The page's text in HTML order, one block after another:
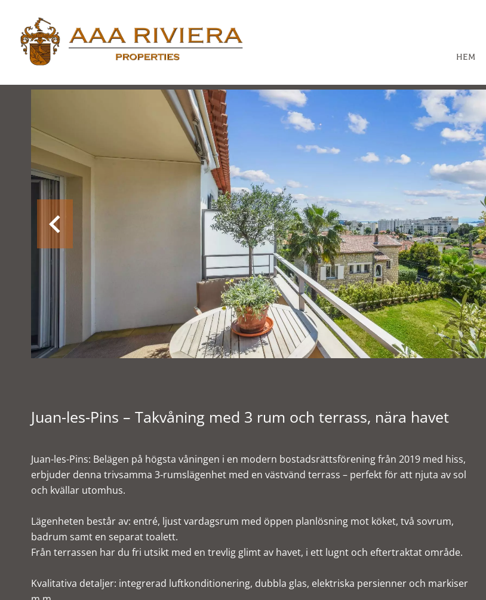
HEM
Juan-les-Pins – Takvåning med 3 rum och terrass, nära havet
Juan-les-Pins: Belägen på högsta våningen i en modern bostadsrättsförening från 2019 med hiss,
erbjuder denna trivsamma 3-rumslägenhet med en västvänd terrass – perfekt för att njuta av sol
och kvällar utomhus.
Lägenheten består av: entré, ljust vardagsrum med öppen planlösning mot köket, två sovrum,
badrum samt en separat toalett.
Från terrassen har du fri utsikt med en trevlig glimt av havet, i ett lugnt och eftertraktat område.
Kvalitativa detaljer: integrerad luftkonditionering, dubbla glas, elektriska persienner och markiser